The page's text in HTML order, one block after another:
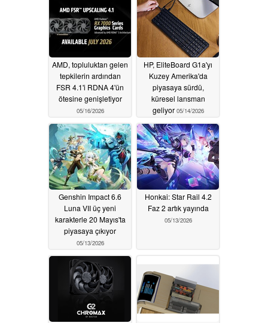
AMD, topluluktan gelen
tepkilerin ardından
FSR 4.1'i RDNA 4'ün
ötesine genişletiyor
05/16/2026
HP, EliteBoard G1a'yı
Kuzey Amerika'da
piyasaya sürdü,
küresel lansman
geliyor 05/14/2026
Genshin Impact 6.6
Luna VII üç yeni
karakterle 20 Mayıs'ta
piyasaya çıkıyor
05/13/2026
Honkai: Star Rail 4.2
Faz 2 artık yayında
05/13/2026